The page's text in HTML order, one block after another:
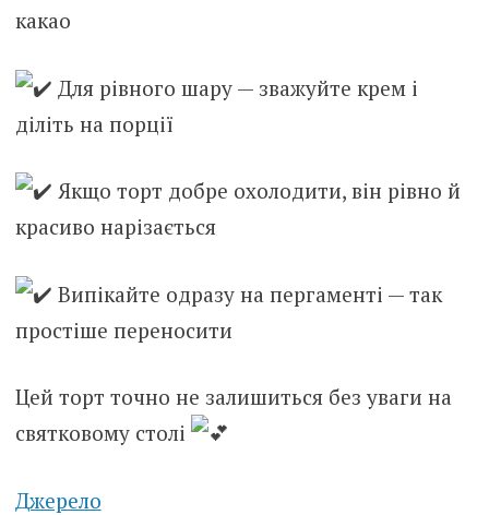
какао
Для рівного шару — зважуйте крем і
діліть на порції
Якщо торт добре охолодити, він рівно й
красиво нарізається
Випікайте одразу на пергаменті — так
простіше переносити
Цей торт точно не залишиться без уваги на
святковому столі
Джерело